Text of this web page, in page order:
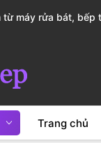
máy rửa bát, bếp
Trang chủ